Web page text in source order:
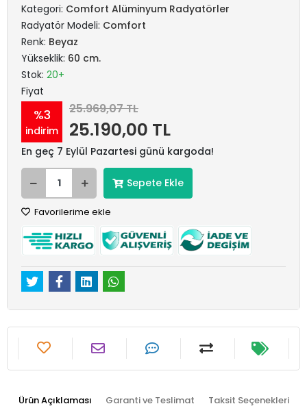
Kategori: Comfort Alüminyum Radyatörler
Radyatör Modeli: Comfort
Renk: Beyaz
Yükseklik: 60 cm.
Stok: 20+
Fiyat
%3
indirim
25.969,07 TL
25.190,00 TL
En geç 7 Eylül Pazartesi günü kargoda!
Sepete Ekle
Favorilerime ekle
Ürün Açıklaması Garanti ve Teslimat Taksit Seçenekleri